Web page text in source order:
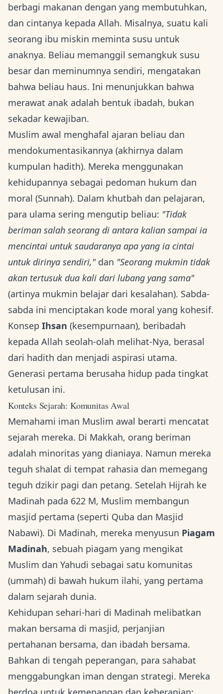
berbagi makanan dengan yang membutuhkan,
dan cintanya kepada Allah. Misalnya, suatu kali
seorang ibu miskin meminta susu untuk
anaknya. Beliau memanggil semangkuk susu
besar dan meminumnya sendiri, mengatakan
bahwa beliau haus. Ini menunjukkan bahwa
merawat anak adalah bentuk ibadah, bukan
sekadar kewajiban.
Muslim awal menghafal ajaran beliau dan
mendokumentasikannya (akhirnya dalam
kumpulan hadith). Mereka menggunakan
kehidupannya sebagai pedoman hukum dan
moral (Sunnah). Dalam khutbah dan pelajaran,
para ulama sering mengutip beliau: "Tidak
beriman salah seorang di antara kalian sampai ia
mencintai untuk saudaranya apa yang ia cintai
untuk dirinya sendiri,"dan "Seorang mukmin tidak
akan tertusuk dua kali dari lubang yang sama"
(artinya mukmin belajar dari kesalahan). Sabda-
sabda ini menciptakan kode moral yang kohesif.
Konsep Ihsan (kesempurnaan), beribadah
kepada Allah seolah-olah melihat-Nya, berasal
dari hadith dan menjadi aspirasi utama.
Generasi pertama berusaha hidup pada tingkat
ketulusan ini.
Konteks Sejarah: Komunitas Awal
Memahami iman Muslim awal berarti mencatat
sejarah mereka. Di Makkah, orang beriman
adalah minoritas yang dianiaya. Namun mereka
teguh shalat di tempat rahasia dan memegang
teguh dzikir pagi dan petang. Setelah Hijrah ke
Madinah pada 622 M, Muslim membangun
masjid pertama (seperti Quba dan Masjid
Nabawi). Di Madinah, mereka menyusun Piagam
Madinah, sebuah piagam yang mengikat
Muslim dan Yahudi sebagai satu komunitas
(ummah) di bawah hukum ilahi, yang pertama
dalam sejarah dunia.
Kehidupan sehari-hari di Madinah melibatkan
makan bersama di masjid, perjanjian
pertahanan bersama, dan ibadah bersama.
Bahkan di tengah peperangan, para sahabat
menggabungkan iman dengan strategi. Mereka